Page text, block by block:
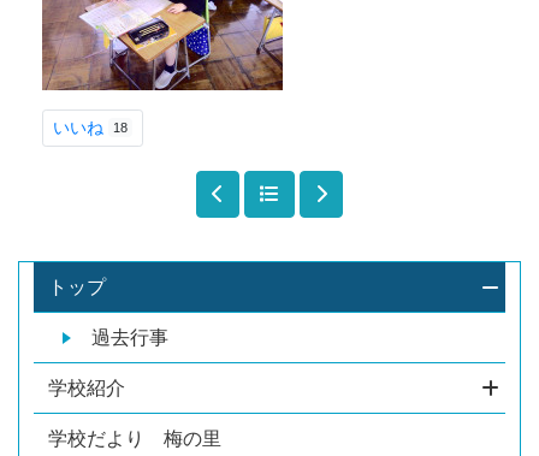
トップ
過去行事
学校紹介
学校だより 梅の里
いいね 18